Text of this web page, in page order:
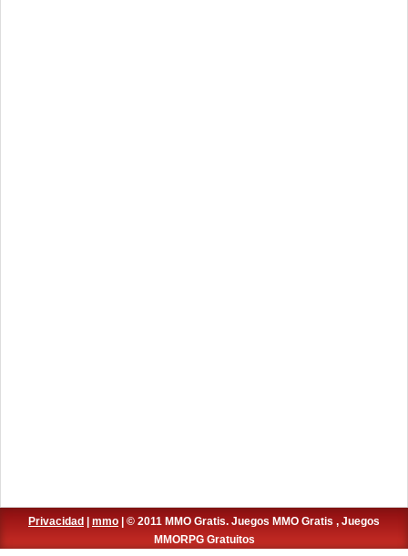
Privacidad mmo | © 2011 MMO Gratis. Juegos MMO Gratis , Juegos
MMORPG Gratuitos